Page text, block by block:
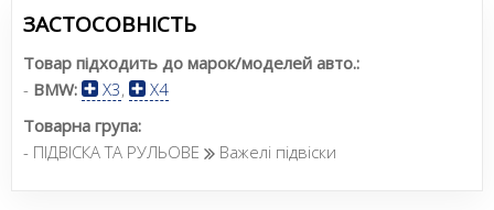
ЗАСТОСОВНІСТЬ
Товар підходить до марок/моделей авто.:
- BMW: X3,
X4
Товарна група:
- ПІДВІСКА ТА РУЛЬОВЕ
Важелі підвіски